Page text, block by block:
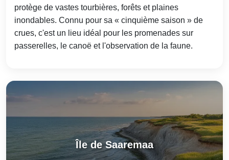
protège de vastes tourbières, forêts et plaines
inondables. Connu pour sa « cinquième saison » de
crues, c'est un lieu idéal pour les promenades sur
passerelles, le canoë et l'observation de la faune.
Île de Saaremaa